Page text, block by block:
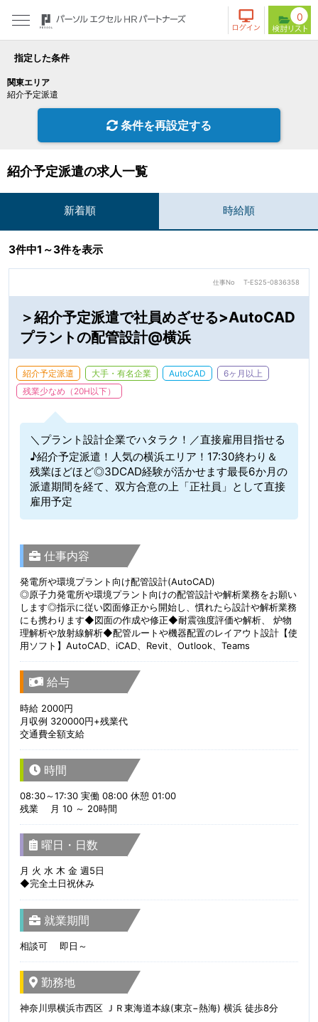
0
指定した条件
関東エリア
紹介予定派遣
条件を再設定する
紹介予定派遣の求人一覧
新着順 時給順
3件中1～3件を表示
仕事No T-ES25-0836358
＞紹介予定派遣で社員めざせる>AutoCAD
プラントの配管設計@横浜
紹介予定派遣 大手・有名企業 AutoCAD
6ヶ月以上
残業少なめ（20H以下）
＼プラント設計企業でハタラク！／直接雇用目指せる
♪紹介予定派遣！人気の横浜エリア！17:30終わり＆
残業ほどほど◎3DCAD経験が活かせます最長6か月の
派遣期間を経て、双方合意の上「正社員」として直接
雇用予定
仕事内容
発電所や環境プラント向け配管設計(AutoCAD)
◎原子力発電所や環境プラント向けの配管設計や解析業務をお願い
します◎指示に従い図面修正から開始し、慣れたら設計や解析業務
にも携わります◆図面の作成や修正◆耐震強度評価や解析、 炉物
理解析や放射線解析◆配管ルートや機器配置のレイアウト設計【使
用ソフト】AutoCAD、iCAD、Revit、Outlook、Teams
給与
時給 2000円
月収例 320000円+残業代
交通費全額支給
時間
08:30～17:30 実働 08:00 休憩 01:00
残業 月 10 ～ 20時間
曜日・日数
月 火 水 木 金 週5日
◆完全土日祝休み
就業期間
相談可 即日～
勤務地
神奈川県横浜市西区 ＪＲ東海道本線(東京−熱海) 横浜 徒歩8分